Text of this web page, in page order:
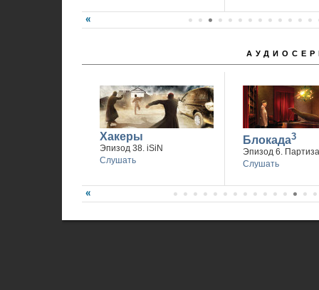
Хакеры
Эпизод 38. iSiN
Слушать
Блокада3
Эпизод 6.
Слушать